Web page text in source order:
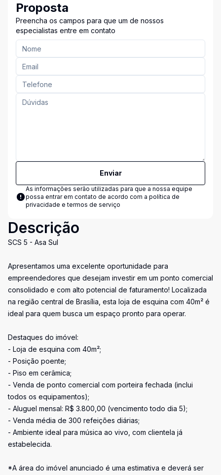
Proposta
Preencha os campos para que um de nossos
especialistas entre em contato
Enviar
As informações serão utilizadas para que a nossa equipe
possa entrar em contato de acordo com a política de
privacidade e termos de serviço
Descrição
SCS 5 - Asa Sul
Apresentamos uma excelente oportunidade para
empreendedores que desejam investir em um ponto comercial
consolidado e com alto potencial de faturamento! Localizada
na região central de Brasília, esta loja de esquina com 40m² é
ideal para quem busca um espaço pronto para operar.
Destaques do imóvel:
- Loja de esquina com 40m²;
- Posição poente;
- Piso em cerâmica;
- Venda de ponto comercial com porteira fechada (inclui
todos os equipamentos);
- Aluguel mensal: R$ 3.800,00 (vencimento todo dia 5);
- Venda média de 300 refeições diárias;
- Ambiente ideal para música ao vivo, com clientela já
estabelecida.
*A área do imóvel anunciado é uma estimativa e deverá ser